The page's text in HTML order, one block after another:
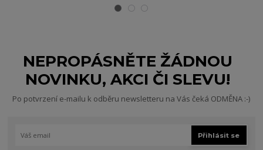
NEPROPÁSNĚTE ŽÁDNOU
NOVINKU, AKCI ČI SLEVU!
Po potvrzení e-mailu k odběru newsletteru na Vás čeká ODMĚNA :-)
Přihlásit se